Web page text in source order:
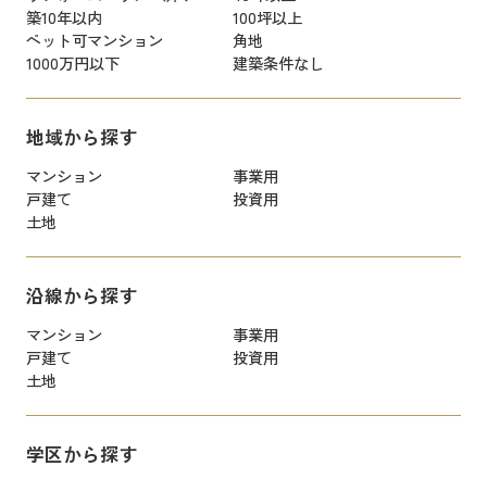
築10年以内
100坪以上
ペット可マンション
角地
1000万円以下
建築条件なし
地域から探す
マンション
事業用
戸建て
投資用
土地
沿線から探す
マンション
事業用
戸建て
投資用
土地
学区から探す